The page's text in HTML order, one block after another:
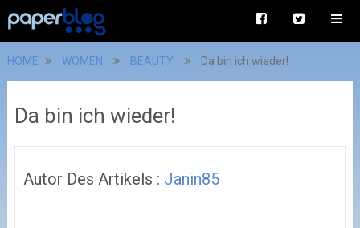
HOME WOMEN BEAUTY Da bin ich wieder!
Da bin ich wieder!
Autor Des Artikels : Janin85